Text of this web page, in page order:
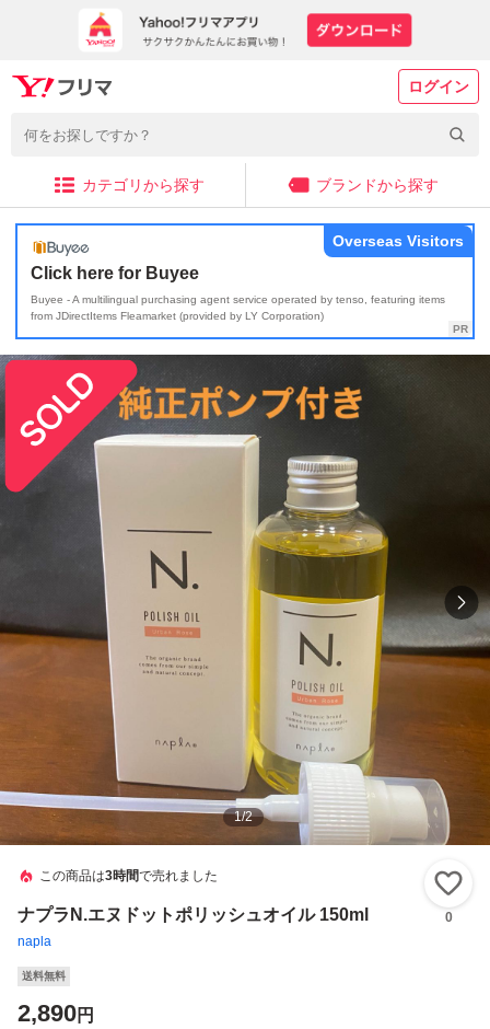
ログイン
カテゴリから探す ブランドから探す
Click here for Buyee
Buyee - A multilingual purchasing agent service operated by tenso, featuring items
from JDirectItems Fleamarket (provided by LY Corporation)
Overseas Visitors
1/2
この商品は3時間で売れました
ナプラN.エヌドットポリッシュオイル 150ml
napla
0
送料無料
2,890円